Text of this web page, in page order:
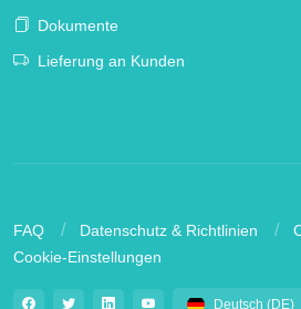
Dokumente
Lieferung an Kunden
FAQ Datenschutz & Richtlinien
Cookie-Einstellungen
Deutsch (DE)